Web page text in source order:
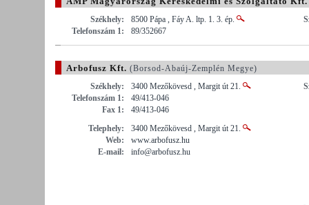
Székhely:
8500 Pápa , Fáy A. ltp. 1. 3. ép.
Telefonszám 1:
89/352667
Arbofusz Kft. (Borsod-Abaúj-Zemplén Megye)
Székhely:
3400 Mezőkövesd , Margit út 21.
Telefonszám 1:
49/413-046
Fax 1:
49/413-046
Telephely:
3400 Mezőkövesd , Margit út 21.
Web:
www.arbofusz.hu
E-mail:
info@arbofusz.hu